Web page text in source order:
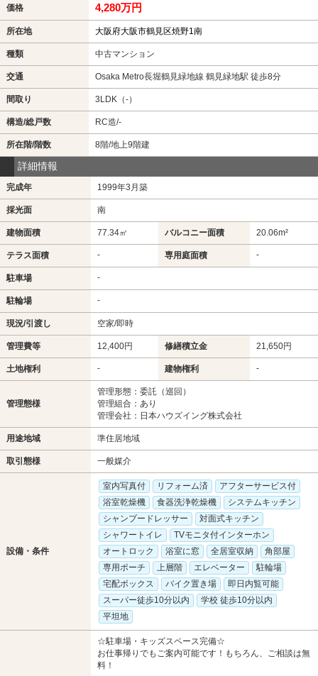
価格 4,280万円
所在地 大阪府大阪市鶴見区焼野1南
種類 中古マンション
交通 Osaka Metro長堀鶴見緑地線 鶴見緑地駅 徒歩8分
間取り 3LDK（-）
構造/総戸数 RC造/-
所在階/階数 8階/地上9階建
詳細情報
完成年 1999年3月築
採光面 南
建物面積 77.34㎡ バルコニー面積 20.06m²
テラス面積 - 専用庭面積 -
駐車場 -
駐輪場 -
現況/引渡し 空家/即時
管理費等 12,400円 修繕積立金 21,650円
土地権利 - 建物権利 -
管理態様
管理形態：委託（巡回）
管理組合：あり
管理会社：日本ハウズイング株式会社
用途地域 準住居地域
取引態様 一般媒介
設備・条件
室内写真付 リフォーム済
アフターサービス付
浴室乾燥機
食器洗浄乾燥機
システムキッチン
シャンプードレッサー
対面式キッチン
シャワートイレ
TVモニタ付インターホン
オートロック
浴室に窓 全居室収納
角部屋
専用ポーチ
上層階 エレベーター
駐輪場
宅配ボックス
バイク置き場
即日内覧可能
スーパー徒歩10分以内
学校 徒歩10分以内
平坦地
☆駐車場・キッズスペース完備☆
お仕事帰りでもご案内可能です！もちろん、ご相談は無
料！